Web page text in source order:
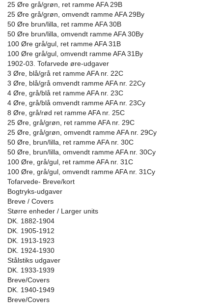
25 Øre grå/grøn, ret ramme AFA 29B
25 Øre grå/grøn, omvendt ramme AFA 29By
50 Øre brun/lilla, ret ramme AFA 30B
50 Øre brun/lilla, omvendt ramme AFA 30By
100 Øre grå/gul, ret ramme AFA 31B
100 Øre grå/gul, omvendt ramme AFA 31By
1902-03. Tofarvede øre-udgaver
3 Øre, blå/grå ret ramme AFA nr. 22C
3 Øre, blå/grå omvendt ramme AFA nr. 22Cy
4 Øre, grå/blå ret ramme AFA nr. 23C
4 Øre, grå/blå omvendt ramme AFA nr. 23Cy
8 Øre, grå/rød ret ramme AFA nr. 25C
25 Øre, grå/grøn, ret ramme AFA nr. 29C
25 Øre, grå/grøn, omvendt ramme AFA nr. 29Cy
50 Øre, brun/lilla, ret ramme AFA nr. 30C
50 Øre, brun/lilla, omvendt ramme AFA nr. 30Cy
100 Øre, grå/gul, ret ramme AFA nr. 31C
100 Øre, grå/gul, omvendt ramme AFA nr. 31Cy
Tofarvede- Breve/kort
Bogtryks-udgaver
Breve / Covers
Større enheder / Larger units
DK. 1882-1904
DK. 1905-1912
DK. 1913-1923
DK. 1924-1930
Stålstiks udgaver
DK. 1933-1939
Breve/Covers
DK. 1940-1949
Breve/Covers